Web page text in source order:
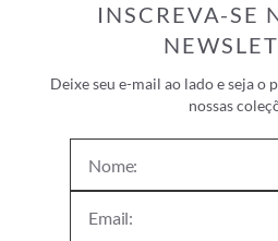
INSCREVA-SE
Deixe seu e-mail ao lado e seja o
nossas